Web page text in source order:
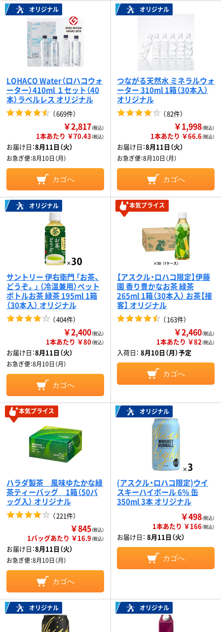
オリジナル
LOHACO Water（ロハコウォ
ーター）410ml １セット（40
本）ラベルレス オリジナル
（669件）
￥2,817（税込）
1本あたり ￥70.43（税込）
お届け日：8月11日（火）
お急ぎ便：8月10日（月）
カゴへ
オリジナル
つながる天然水 ミネラルウォ
ーター 310ml 1箱（30本入）
オリジナル
（82件）
￥1,998（税込）
1本あたり ￥66.6（税込）
お届け日：8月11日（火）
お急ぎ便：8月10日（月）
カゴへ
オリジナル
サントリー 伊右衛門 「お茶、
どうぞ。」 （冷温兼用）ペット
ボトルお茶 緑茶 195ml 1箱
（30本入） オリジナル
（404件）
￥2,400（税込）
1本あたり ￥80（税込）
お届け日：8月11日（火）
お急ぎ便：8月10日（月）
カゴへ
本気プライス
【アスクル・ロハコ限定】伊藤
園 香り豊かなお茶 緑茶
265ml 1箱（30本入） お茶【接
客】 オリジナル
（163件）
￥2,460（税込）
1本あたり ￥82（税込）
入荷日： 8月10日（月）予定
カゴへ
本気プライス
ハラダ製茶 風味ゆたかな緑
茶ティーバッグ 1箱（50バ
ッグ入） オリジナル
（221件）
￥845（税込）
1バッグあたり ￥16.9（税込）
お届け日：8月11日（火）
お急ぎ便：8月10日（月）
カゴへ
オリジナル
(アスクル・ロハコ限定)ウイ
スキーハイボール 6％ 缶
350ml 3本 オリジナル
￥498（税込）
1本あたり ￥166（税込）
お届け日： 8月11日（火）
カゴへ
オリジナル オリジナル